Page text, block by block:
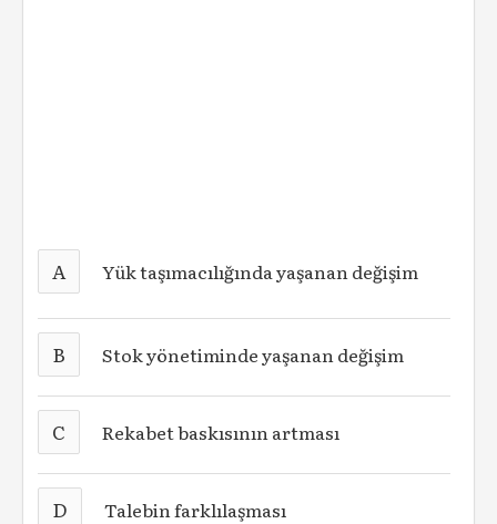
A Yük taşımacılığında yaşanan değişim
B Stok yönetiminde yaşanan değişim
C Rekabet baskısının artması
D Talebin farklılaşması